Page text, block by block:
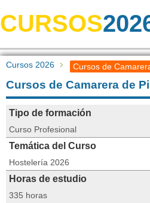
CURSOS
Cursos 2026 Cursos de
Cursos de Camarera de
Tipo de formación
Curso Profesional
Temática del Curso
Hostelería 2026
Horas de estudio
335 horas